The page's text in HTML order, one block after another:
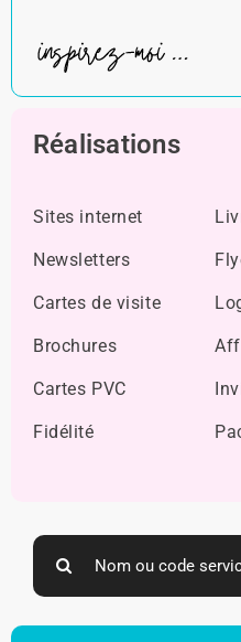
Réalisations
Sites internet
Newsletters
Cartes de visite
Brochures
Cartes PVC
Fidélité
Search
for: